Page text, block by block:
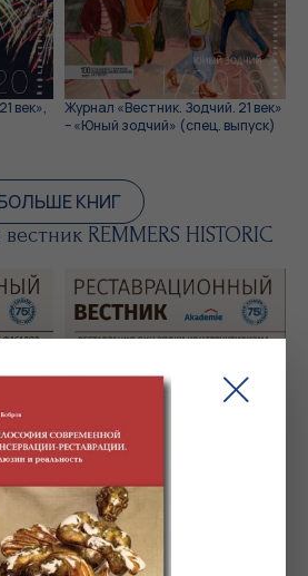
век»,
Журнал «Вестник. Зодчий. 21 век»
– «Юный зодчий» (спец. выпуск)
КНИГ
REMMERS HISTORIC
Remmers Historic